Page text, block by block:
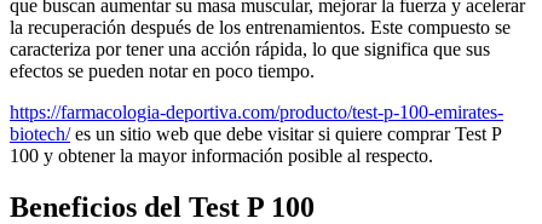
que buscan aumentar su masa muscular, mejorar la fuerza y acelerar
la recuperación después de los entrenamientos. Este compuesto se
caracteriza por tener una acción rápida, lo que significa que sus
efectos se pueden notar en poco tiempo.
https://farmacologia-deportiva.com/producto/test-p-100-emirates-
biotech/es un sitio web que debe visitar si quiere comprar Test P
100 y obtener la mayor información posible al respecto.
Beneficios del Test P 100